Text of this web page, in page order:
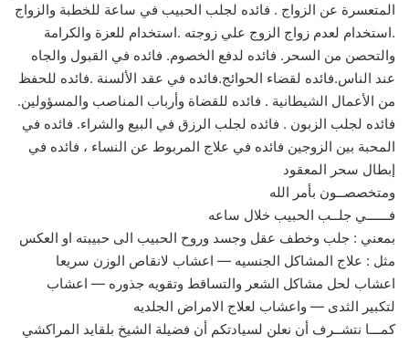
المتعسرة عن الزواج . فائده لجلب الحبيب في ساعة للخطبة والزواج
.استخدام لعدم زواج الزوج علي زوجته .استخدام للعزة والكرامة
والتحصن من السحر. فائده لدفع الخصوم. فائده في القبول والجاه
عند الناس.فائده لقضاء الحوائج.فائده في عقد الألسنة .فائده للحفظ
من الأعمال الشيطانية . فائده للقضاة وأرباب المناصب والمسؤولين.
فائده لجلب الزبون . فائده لجلب الرزق في البيع والشراء. فائده في
المحبة بين الزوجين فائده في علاج المربوط عن النساء ، فائده في
إبطال سحر المعقود
ومتخصصــون بأمر الله
فــــــي جلــب الحبيب خلال ساعه
بمعني : جلب وخطف عقل وجسد وروح الحبيب الى حبيبته او العكس
مثل : علاج المشاكل الجنسيه — اعشاب لانقاص الوزن سريعا
اعشاب لحل مشاكل الشعر والتساقط وتقويه جذوره — اعشاب
لتكبير الثدى — واعشاب لعلاج الامراض الجلديه
كمـــا نتشــرف أن نعلن لسيادتكم أن فضيلة الشيخ بلقايد المراكشي